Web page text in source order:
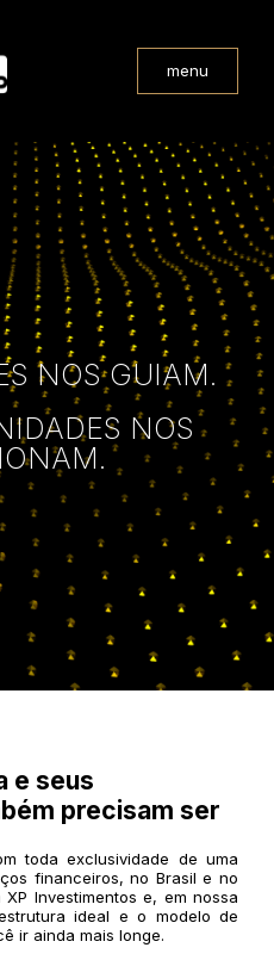
menu
NOS GUIAM.
NOS
e seus
precisam ser
toda exclusividade de uma
financeiros, no Brasil e no
Investimentos e, em nossa
ideal e o modelo de
ir ainda mais longe.